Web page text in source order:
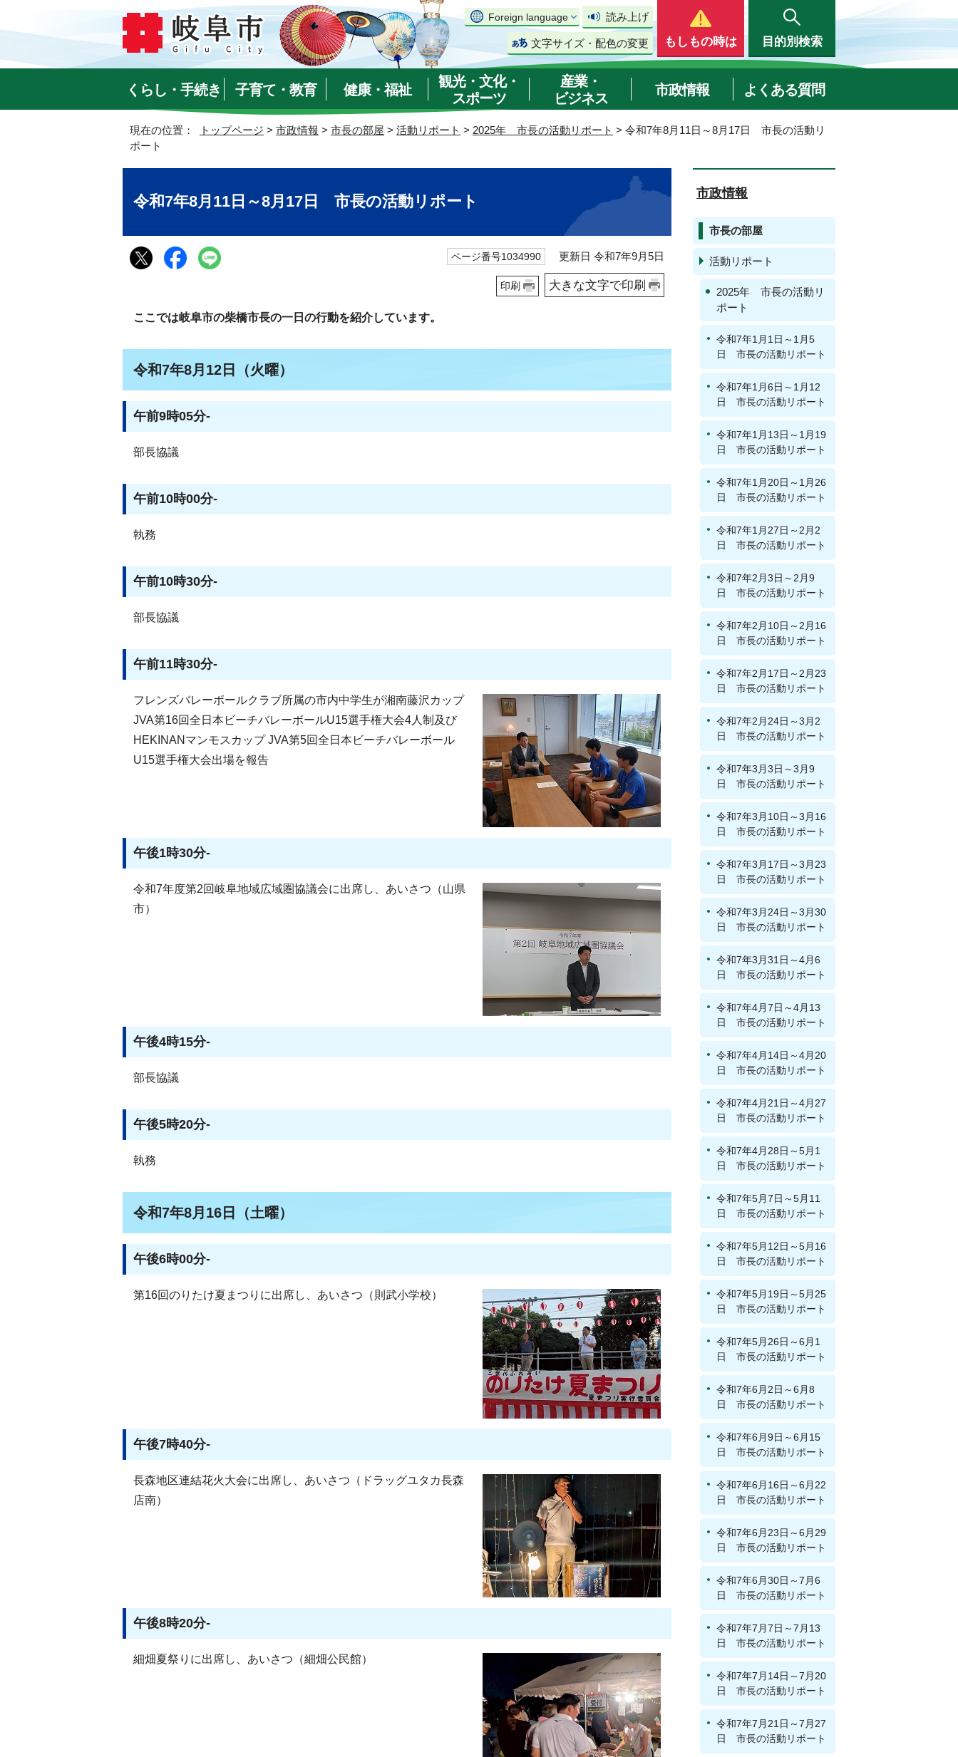
Foreign language 読み上げ
文字サイズ・配色の変更 もしもの時は 目的別検索
くらし・手続き 子育て・教育 健康・福祉
観光・文化・
スポーツ
産業・
ビジネス
市政情報 よくある質問
現在の位置： トップページ > 市政情報 > 市長の部屋 > 活動リポート > 2025年 市長の活動リポート > 令和7年8月11日～8月17日 市長の活動リ
ポート
令和7年8月11日～8月17日 市長の活動リポート
ページ番号1034990 更新日 令和7年9月5日
印刷 大きな文字で印刷
ここでは岐阜市の柴橋市長の一日の行動を紹介しています。
令和7年8月12日（火曜）
午前9時05分-
部長協議
午前10時00分-
執務
午前10時30分-
部長協議
午前11時30分-
フレンズバレーボールクラブ所属の市内中学生が湘南藤沢カップ
JVA第16回全日本ビーチバレーボールU15選手権大会4人制及び
HEKINANマンモスカップ JVA第5回全日本ビーチバレーボール
U15選手権大会出場を報告
午後1時30分-
令和7年度第2回岐阜地域広域圏協議会に出席し、あいさつ（山県
市）
午後4時15分-
部長協議
午後5時20分-
執務
令和7年8月16日（土曜）
午後6時00分-
第16回のりたけ夏まつりに出席し、あいさつ（則武小学校）
午後7時40分-
長森地区連結花火大会に出席し、あいさつ（ドラッグユタカ長森
店南）
午後8時20分-
細畑夏祭りに出席し、あいさつ（細畑公民館）
市政情報
市長の部屋
活動リポート
2025年 市長の活動リ
ポート
令和7年1月1日～1月5
日 市長の活動リポート
令和7年1月6日～1月12
日 市長の活動リポート
令和7年1月13日～1月19
日 市長の活動リポート
令和7年1月20日～1月26
日 市長の活動リポート
令和7年1月27日～2月2
日 市長の活動リポート
令和7年2月3日～2月9
日 市長の活動リポート
令和7年2月10日～2月16
日 市長の活動リポート
令和7年2月17日～2月23
日 市長の活動リポート
令和7年2月24日～3月2
日 市長の活動リポート
令和7年3月3日～3月9
日 市長の活動リポート
令和7年3月10日～3月16
日 市長の活動リポート
令和7年3月17日～3月23
日 市長の活動リポート
令和7年3月24日～3月30
日 市長の活動リポート
令和7年3月31日～4月6
日 市長の活動リポート
令和7年4月7日～4月13
日 市長の活動リポート
令和7年4月14日～4月20
日 市長の活動リポート
令和7年4月21日～4月27
日 市長の活動リポート
令和7年4月28日～5月1
日 市長の活動リポート
令和7年5月7日～5月11
日 市長の活動リポート
令和7年5月12日～5月16
日 市長の活動リポート
令和7年5月19日～5月25
日 市長の活動リポート
令和7年5月26日～6月1
日 市長の活動リポート
令和7年6月2日～6月8
日 市長の活動リポート
令和7年6月9日～6月15
日 市長の活動リポート
令和7年6月16日～6月22
日 市長の活動リポート
令和7年6月23日～6月29
日 市長の活動リポート
令和7年6月30日～7月6
日 市長の活動リポート
令和7年7月7日～7月13
日 市長の活動リポート
令和7年7月14日～7月20
日 市長の活動リポート
令和7年7月21日～7月27
日 市長の活動リポート